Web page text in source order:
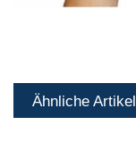
Ähnliche Artikel